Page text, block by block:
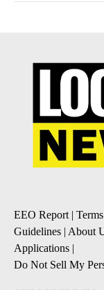
EEO Report |
Guidelines | About
Applications |
Do Not Sell My